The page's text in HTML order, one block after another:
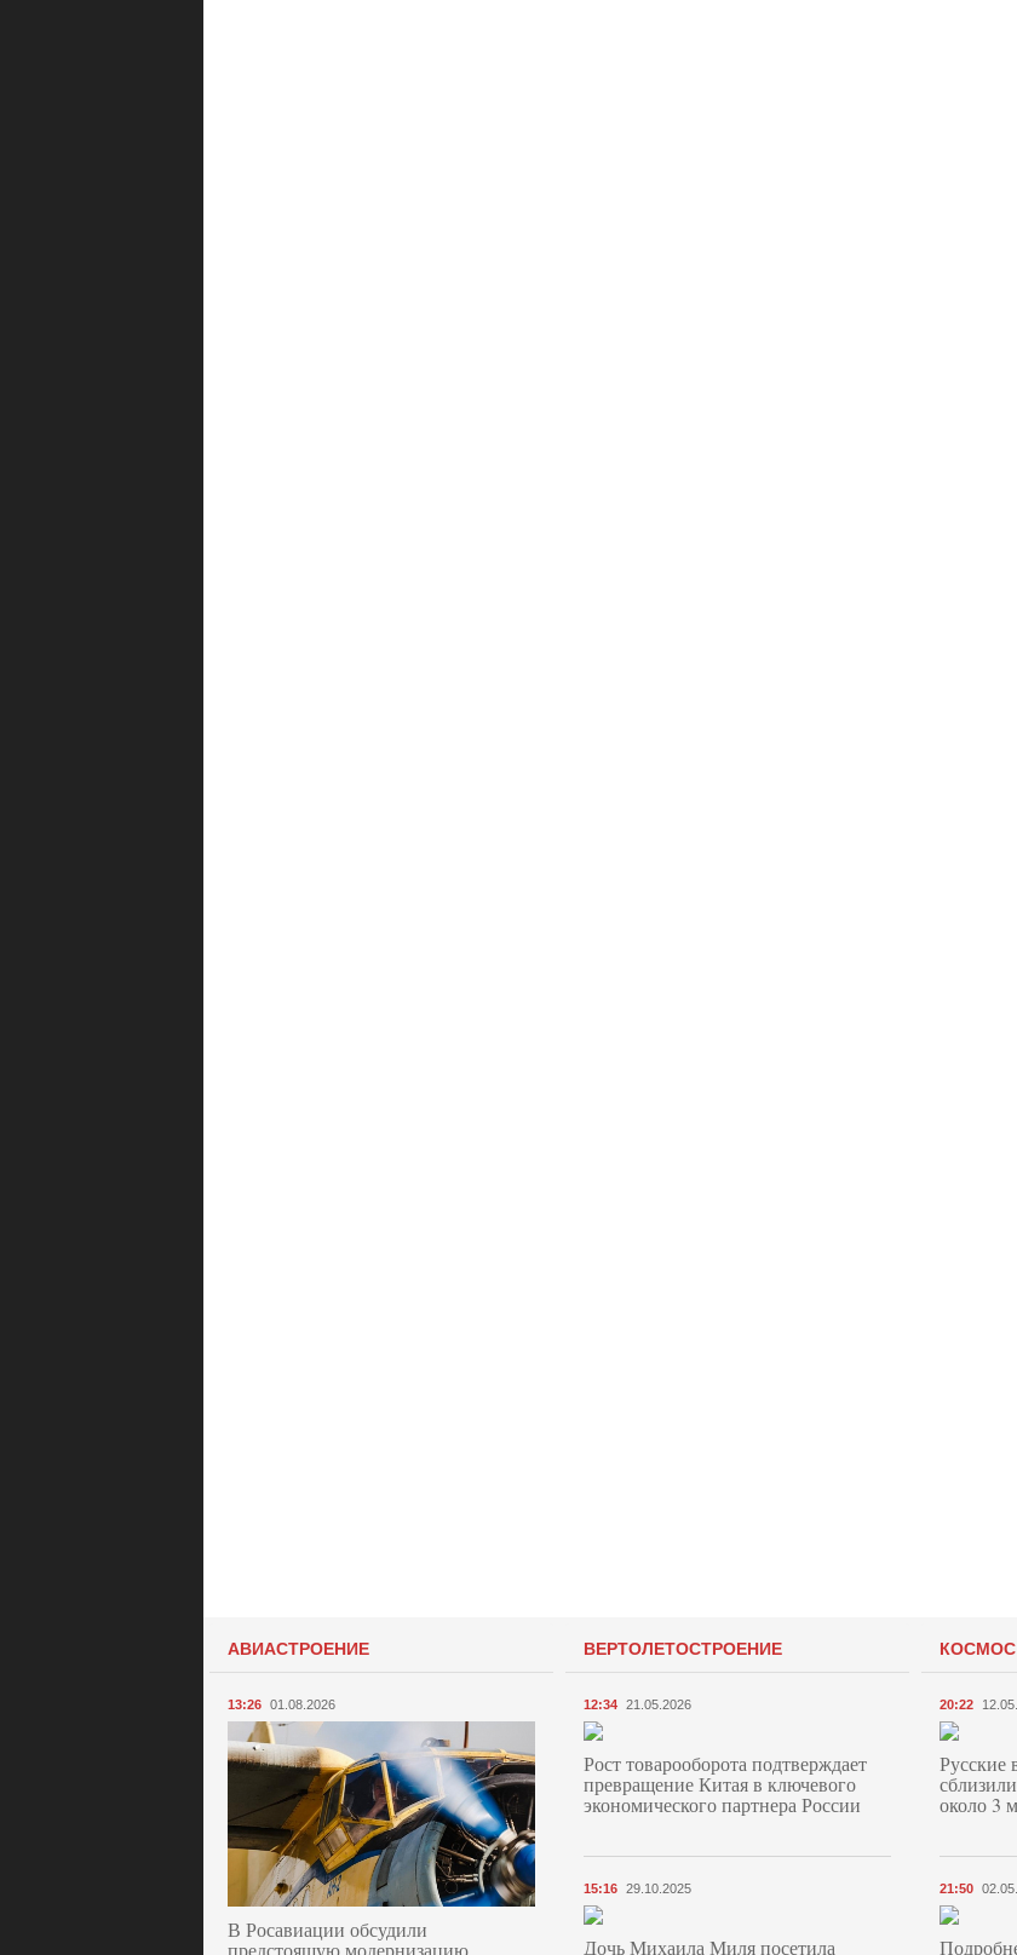
АВИАСТРОЕНИЕ
13:26 01.08.2026
В Росавиации обсудили
предстоящую модернизацию
ВЕРТОЛЕТОСТРОЕНИЕ
12:34 21.05.2026
Рост товарооборота подтверждает
превращение Китая в ключевого
экономического партнера России
15:16 29.10.2025
Дочь Михаила Миля посетила
20:22
Русские
около 3
21:50